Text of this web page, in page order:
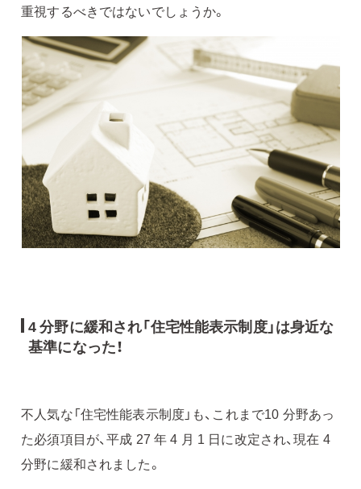
重視するべきではないでしょうか。
4 分野に緩和され「住宅性能表示制度」は身近な
基準になった！
不人気な「住宅性能表示制度」も、これまで10 分野あっ
た必須項目が、平成 27 年 4 月 1 日に改定され、現在 4
分野に緩和されました。